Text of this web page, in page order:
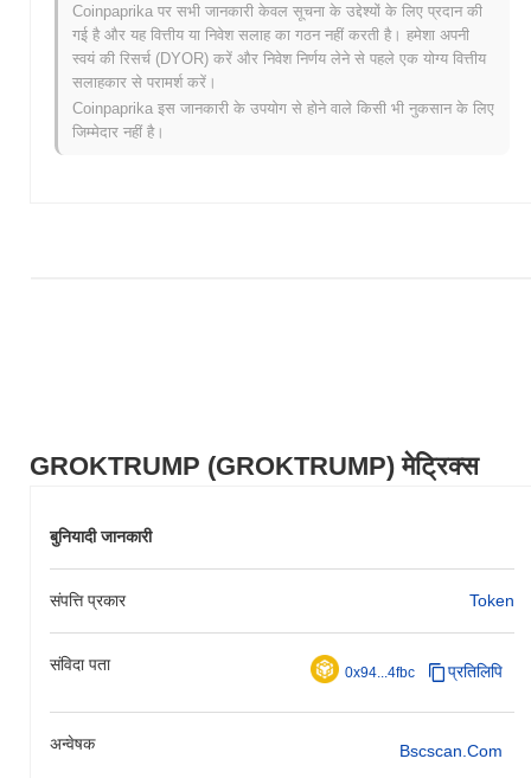
GROKTRUMP (GROKTRUMP) मेट्रिक्स
बुनियादी जानकारी
संपत्ति प्रकार Token
संविदा पता 0x94...4fbc प्रतिलिपि
अन्वेषक Bscscan.com
व्यापक क्रिप्टो बाजार की तुलना में GROKTRUMP कैसा प्रदर्शन
कर रहा है?
पिछले 7 दिनों में, GROKTRUMP ने
0.26%की वृद्धि दर्ज की से कम प्रदर्शन किया। यह व्यापक बाजार गति के सापेक्ष
GROKTRUMP की मूल्य कार्रवाई में अस्थायी पिछड़ापन का संकेत देता है।
Coinpaprika पर सभी जानकारी केवल सूचना के उद्देश्यों के लिए प्रदान की
गई है और यह वित्तीय या निवेश सलाह का गठन नहीं करती है। हमेशा अपनी
स्वयं की रिसर्च (DYOR) करें और निवेश निर्णय लेने से पहले एक योग्य वित्तीय
सलाहकार से परामर्श करें।
Coinpaprika इस जानकारी के उपयोग से होने वाले किसी भी नुकसान के लिए
जिम्मेदार नहीं है।